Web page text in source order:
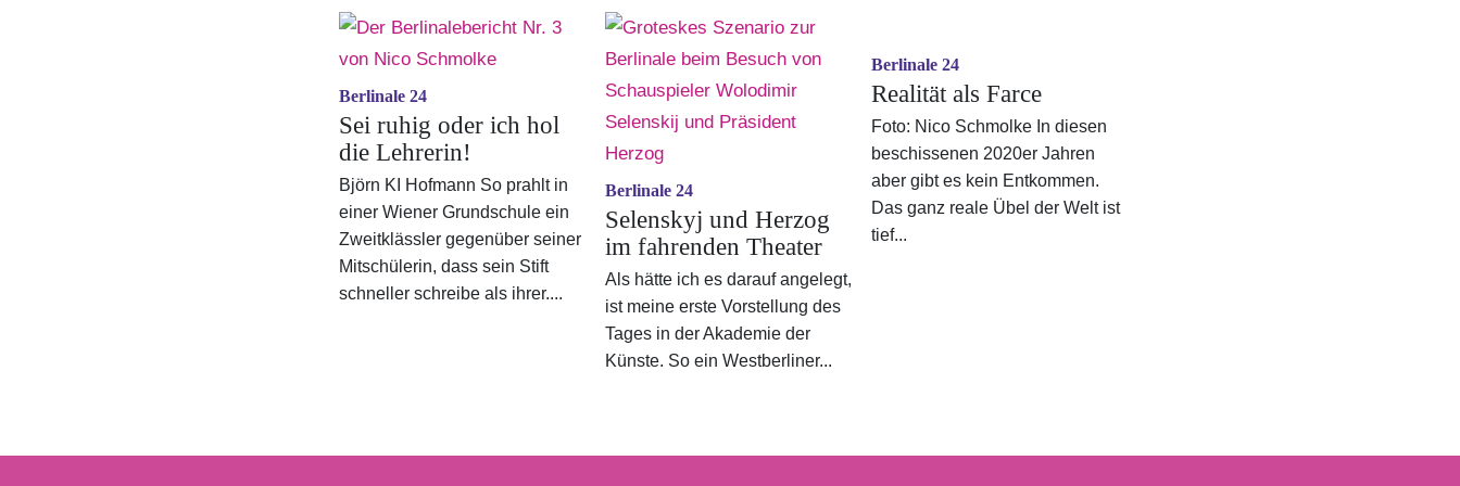
Berlinale 24
Sei ruhig oder ich hol
die Lehrerin!
Björn KI Hofmann So prahlt in
einer Wiener Grundschule ein
Zweitklässler gegenüber seiner
Mitschülerin, dass sein Stift
schneller schreibe als ihrer....
Berlinale 24
Selenskyj und Herzog
im fahrenden Theater
Als hätte ich es darauf angelegt,
ist meine erste Vorstellung des
Tages in der Akademie der
Künste. So ein Westberliner...
Berlinale 24
Realität als Farce
Foto: Nico Schmolke In diesen
beschissenen 2020er Jahren
aber gibt es kein Entkommen.
Das ganz reale Übel der Welt ist
tief...